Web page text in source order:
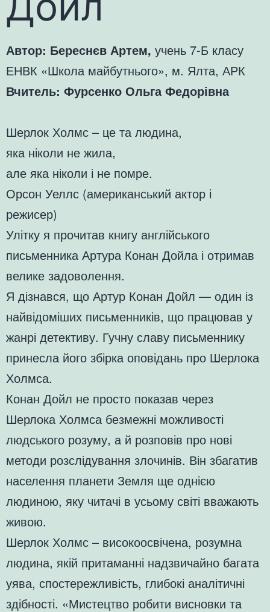
Автор: Береснєв Артем, учень 7-Б класу
ЕНВК «Школа майбутнього», м. Ялта, АРК
Вчитель: Фурсенко Ольга Федорівна
Шерлок Холмс – це та людина,
яка ніколи не жила,
але яка ніколи і не помре.
Орсон Уеллс (американський актор і
режисер)
Улітку я прочитав книгу англійського
письменника Артура Конан Дойла і отримав
велике задоволення.
Я дізнався, що Артур Конан Дойл — один із
найвідоміших письменників, що працював у
жанрі детективу. Гучну славу письменнику
принесла його збірка оповідань про Шерлока
Холмса.
Конан Дойл не просто показав через
Шерлока Холмса безмежні можливості
людського розуму, а й розповів про нові
методи розслідування злочинів. Він збагатив
населення планети Земля ще однією
людиною, яку читачі в усьому світі вважають
живою.
Шерлок Холмс – високоосвічена, розумна
людина, якій притаманні надзвичайно багата
уява, спостережливість, глибокі аналітичні
здібності. «Мистецтво робити висновки та